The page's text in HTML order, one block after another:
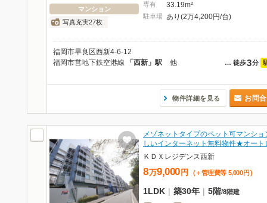
マンション
写真充実27枚
専有 33.19m²
駐車場 あり(2万4,200円/台)
福岡市早良区西新4-6-12
… 徒歩3分
福岡市営地下鉄空港線 「西新」駅 他
物件詳細を見る お問
メゾネットタイプのペット可マンシ
しいインターネット無料物件★オー
ＫＤＸレジデンス西新
8万9,000 円 (＋管理費等 5,000 円 )
1LDK | 築30年 | 5階/8階建